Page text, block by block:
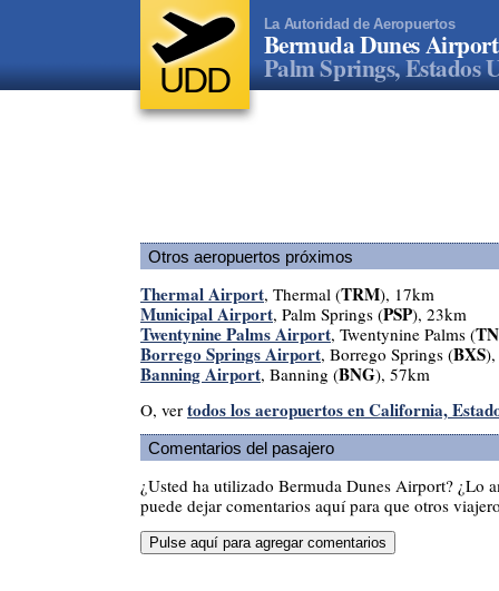
UDD
La Autoridad de Aeropuertos
Bermuda Dunes Airport
Palm Springs, Estados
Otros aeropuertos próximos
Thermal Airport, Thermal (TRM), 17km
Municipal Airport, Palm Springs (PSP), 23km
Twentynine Palms Airport, Twentynine Palms (
Borrego Springs Airport, Borrego Springs (BXS
Banning Airport, Banning (BNG), 57km
O, ver todos los aeropuertos en California,
Comentarios del pasajero
¿Usted ha utilizado Bermuda Dunes Airport? ¿Lo
puede dejar comentarios aquí para que otros